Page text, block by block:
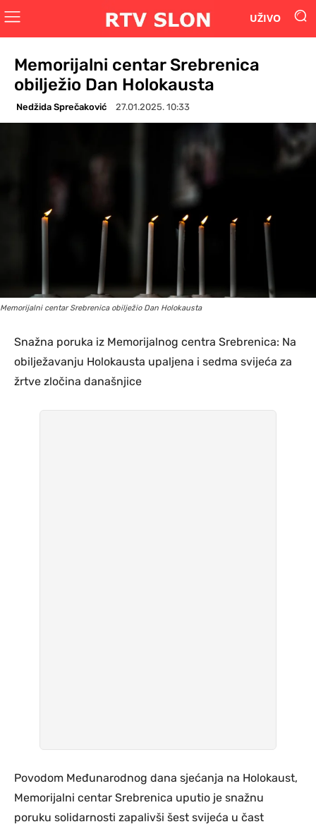
UŽIVO
Memorijalni centar Srebrenica
obilježio Dan Holokausta
Nedžida Sprečaković 27.01.2025. 10:33
Memorijalni centar Srebrenica obilježio Dan Holokausta
Snažna poruka iz Memorijalnog centra Srebrenica: Na
obilježavanju Holokausta upaljena i sedma svijeća za
žrtve zločina današnjice
Povodom Međunarodnog dana sjećanja na Holokaust,
Memorijalni centar Srebrenica uputio je snažnu
poruku solidarnosti zapalivši šest svijeća u čast